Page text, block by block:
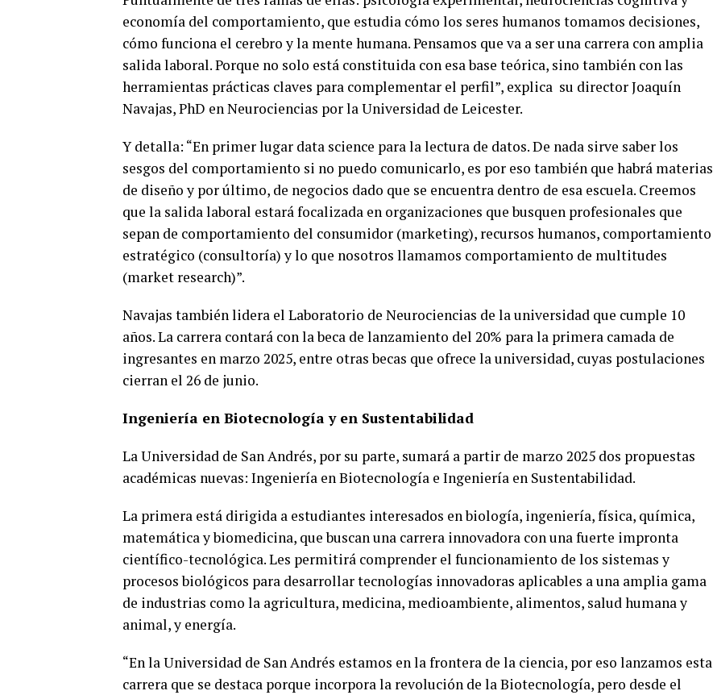
economía del comportamiento, que estudia cómo los seres humanos tomamos decisiones,
cómo funciona el cerebro y la mente humana. Pensamos que va a ser una carrera con amplia
salida laboral. Porque no solo está constituida con esa base teórica, sino también con las
herramientas prácticas claves para complementar el perfil”, explica su director Joaquín
Navajas, PhD en Neurociencias por la Universidad de Leicester.
Y detalla: “En primer lugar data science para la lectura de datos. De nada sirve saber los
sesgos del comportamiento si no puedo comunicarlo, es por eso también que habrá materias
de diseño y por último, de negocios dado que se encuentra dentro de esa escuela. Creemos
que la salida laboral estará focalizada en organizaciones que busquen profesionales que
sepan de comportamiento del consumidor (marketing), recursos humanos, comportamiento
estratégico (consultoría) y lo que nosotros llamamos comportamiento de multitudes
(market research)”.
Navajas también lidera el Laboratorio de Neurociencias de la universidad que cumple 10
años. La carrera contará con la beca de lanzamiento del 20% para la primera camada de
ingresantes en marzo 2025, entre otras becas que ofrece la universidad, cuyas postulaciones
cierran el 26 de junio.
Ingeniería en Biotecnología y en Sustentabilidad
La Universidad de San Andrés, por su parte, sumará a partir de marzo 2025 dos propuestas
académicas nuevas: Ingeniería en Biotecnología e Ingeniería en Sustentabilidad.
La primera está dirigida a estudiantes interesados en biología, ingeniería, física, química,
matemática y biomedicina, que buscan una carrera innovadora con una fuerte impronta
científico-tecnológica. Les permitirá comprender el funcionamiento de los sistemas y
procesos biológicos para desarrollar tecnologías innovadoras aplicables a una amplia gama
de industrias como la agricultura, medicina, medioambiente, alimentos, salud humana y
animal, y energía.
“En la Universidad de San Andrés estamos en la frontera de la ciencia, por eso lanzamos esta
carrera que se destaca porque incorpora la revolución de la Biotecnología, pero desde el